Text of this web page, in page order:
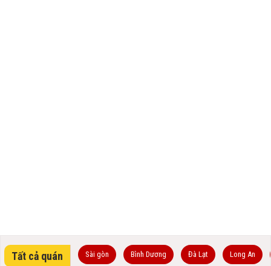
Tất cả quán Sài gòn Bình Dương Đà Lạt Long An